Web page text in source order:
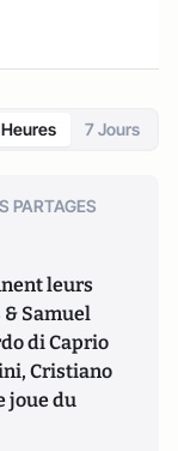
7 Jours
PARTAGES
leurs
Samuel
di Caprio
Cristiano
joue du